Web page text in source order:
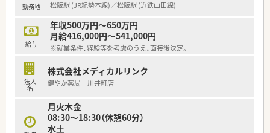
勤務地 松阪駅 (JR紀勢本線)／松阪駅 (近鉄山田線)
給与
年収500万円～650万円
月給416,000円～541,000円
※就業条件、経験等を考慮のうえ、面接後決定。
法人
名
株式会社メディカルリンク
健やか薬局 川井町店
月火木金
08:30〜18:30（休憩60分）
水土